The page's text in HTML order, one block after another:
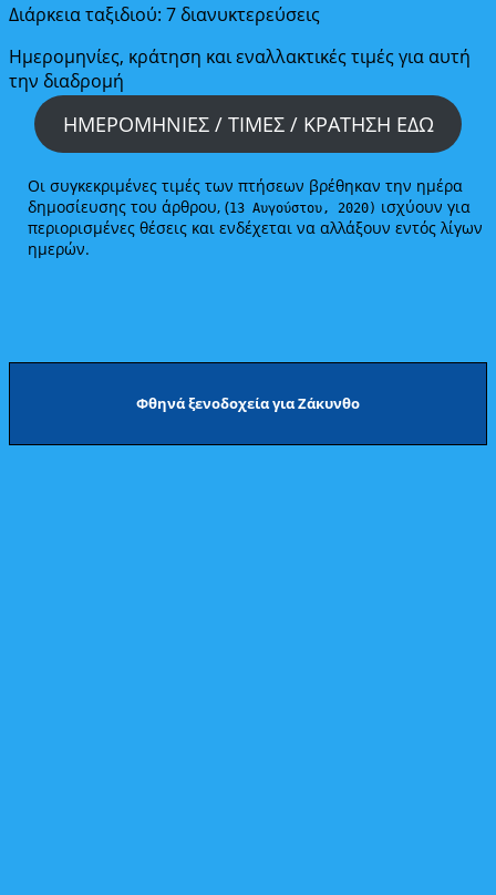
Διάρκεια ταξιδιού: 7 διανυκτερεύσεις
Ημερομηνίες, κράτηση και εναλλακτικές τιμές για αυτή
την διαδρομή
ΗΜΕΡΟΜΗΝΙΕΣ / ΤΙΜΕΣ / ΚΡΑΤΗΣΗ ΕΔΩ
Οι συγκεκριμένες τιμές των πτήσεων βρέθηκαν την ημέρα
δημοσίευσης του άρθρου, (13 Αυγούστου, 2020) ισχύουν για
περιορισμένες θέσεις και ενδέχεται να αλλάξουν εντός λίγων
ημερών.
Φθηνά ξενοδοχεία για Ζάκυνθο